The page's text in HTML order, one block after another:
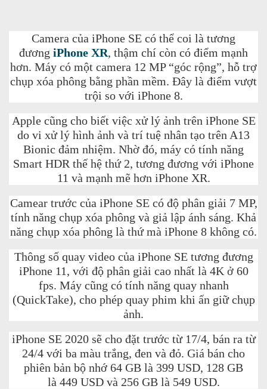
Camera của iPhone SE có thể coi là tương
đương iPhone XR, thậm chí còn có điểm mạnh
hơn. Máy có một camera 12 MP “góc rộng”, hỗ trợ
chụp xóa phông bằng phần mềm. Đây là điểm vượt
trội so với iPhone 8.
Apple cũng cho biết việc xử lý ảnh trên iPhone SE
do vi xử lý hình ảnh và trí tuệ nhân tạo trên A13
Bionic đảm nhiệm. Nhờ đó, máy có tính năng
Smart HDR thế hệ thứ 2, tương đương với iPhone
11 và mạnh mẽ hơn iPhone XR.
Camear trước của iPhone SE có độ phân giải 7 MP,
tính năng chụp xóa phông và giả lập ánh sáng. Khả
năng chụp xóa phông là thứ mà iPhone 8 không có.
Thông số quay video của iPhone SE tương đương
iPhone 11, với độ phân giải cao nhất là 4K ở 60
fps. Máy cũng có tính năng quay nhanh
(QuickTake), cho phép quay phim khi ấn giữ chụp
ảnh.
iPhone SE 2020 sẽ cho đặt trước từ 17/4, bán ra từ
24/4 với ba màu trắng, đen và đỏ. Giá bán cho
phiên bản bộ nhớ 64 GB là 399 USD, 128 GB
là 449 USD và 256 GB là 549 USD.